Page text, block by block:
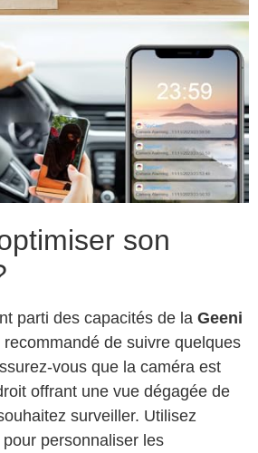
son
parti des capacités de la Geeni
recommandé de suivre quelques
vous que la caméra est
offrant une vue dégagée de
surveiller. Utilisez
pour personnaliser les